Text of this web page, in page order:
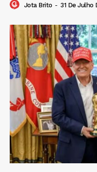
Jota Brito - 31 De Julho